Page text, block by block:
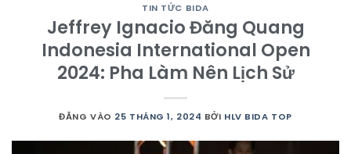
TIN TỨC BIDA
Jeffrey Ignacio Đăng Quang
Indonesia International Open
2024: Pha Làm Nên Lịch Sử
ĐĂNG VÀO 25 THÁNG 1, 2024 BỞI HLV BIDA TOP